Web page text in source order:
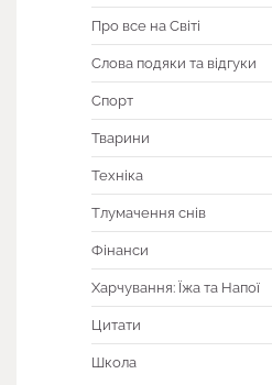
Про все на Світі
Слова подяки та відгуки
Спорт
Тварини
Техніка
Тлумачення снів
Фінанси
Харчування: Їжа та Напої
Цитати
Школа